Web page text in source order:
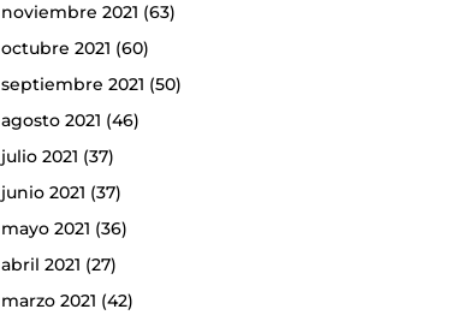
noviembre 2021 (63)
octubre 2021 (60)
septiembre 2021 (50)
agosto 2021 (46)
julio 2021 (37)
junio 2021 (37)
mayo 2021 (36)
abril 2021 (27)
marzo 2021 (42)